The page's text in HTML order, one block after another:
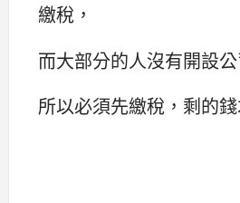
繳稅，
而大部分的人沒有開設公
所以必須先繳稅，剩的